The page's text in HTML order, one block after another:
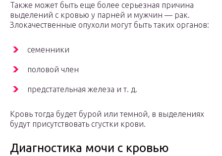
Также может быть еще более серьезная причина
выделений с кровью у парней и мужчин — рак.
Злокачественные опухоли могут быть таких органов:
семенники
половой член
предстательная железа и т. д.
Кровь тогда будет бурой или темной, в выделениях
будут присутствовать сгустки крови.
Диагностика мочи с кровью